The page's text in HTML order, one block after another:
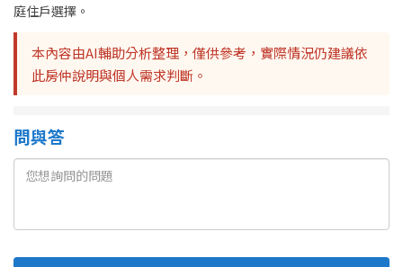
庭住戶選擇。
本內容由AI輔助分析整理，僅供參考，實際情況仍建議依
此房仲說明與個人需求判斷。
問與答